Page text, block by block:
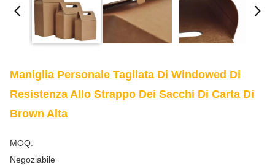
Maniglia Personale Tagliata Di Windowed Di
Resistenza Allo Strappo Dei Sacchi Di Carta Di
Brown Alta
MOQ:
Negoziabile